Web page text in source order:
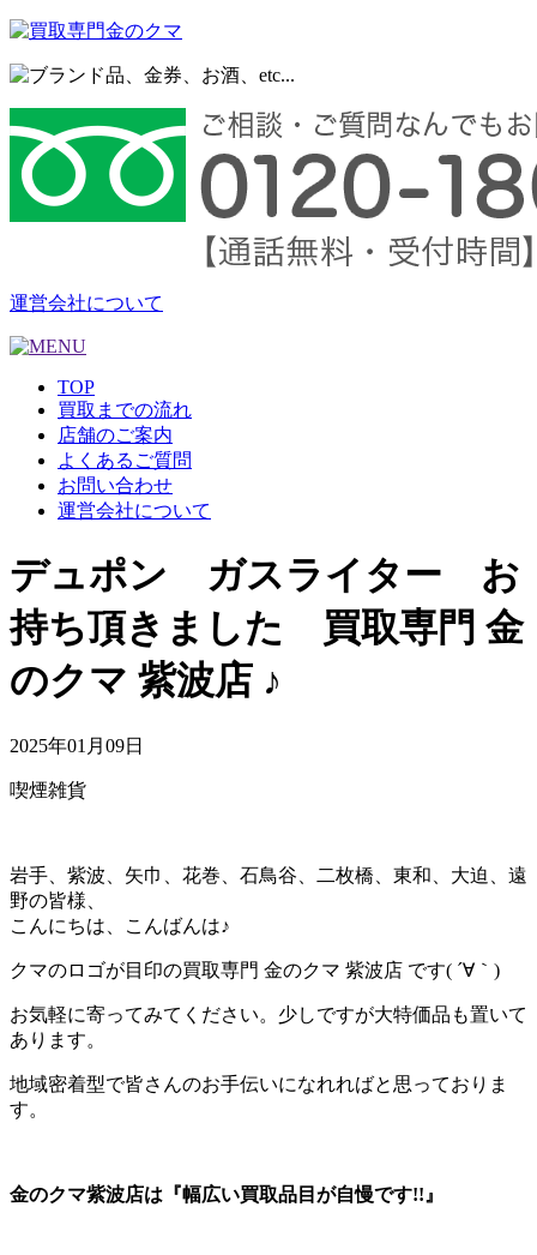
運営会社について
TOP
買取までの流れ
店舗のご案内
よくあるご質問
お問い合わせ
運営会社について
デュポン ガスライター お
持ち頂きました 買取専門 金
のクマ 紫波店 ♪
2025年01月09日
喫煙雑貨
岩手、紫波、矢巾、花巻、石鳥谷、二枚橋、東和、大迫、遠
野の皆様、
こんにちは、こんばんは♪
クマのロゴが目印の買取専門 金のクマ 紫波店 です( ´∀｀)
お気軽に寄ってみてください。少しですが大特価品も置いて
あります。
地域密着型で皆さんのお手伝いになれればと思っておりま
す。
金のクマ紫波店は『幅広い買取品目が自慢です!!』